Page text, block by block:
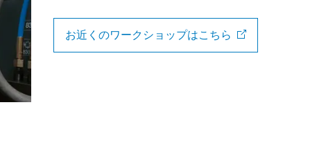
お近くのワークショップはこちら